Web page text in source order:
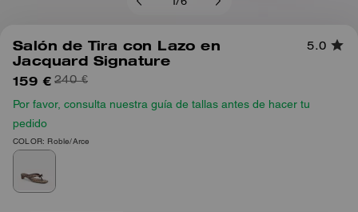
/6
Salón de Tira con Lazo en
Jacquard Signature
5.0
159 € 240 €
Por favor, consulta nuestra guía de tallas antes de hacer tu
pedido
COLOR: Roble/Arce